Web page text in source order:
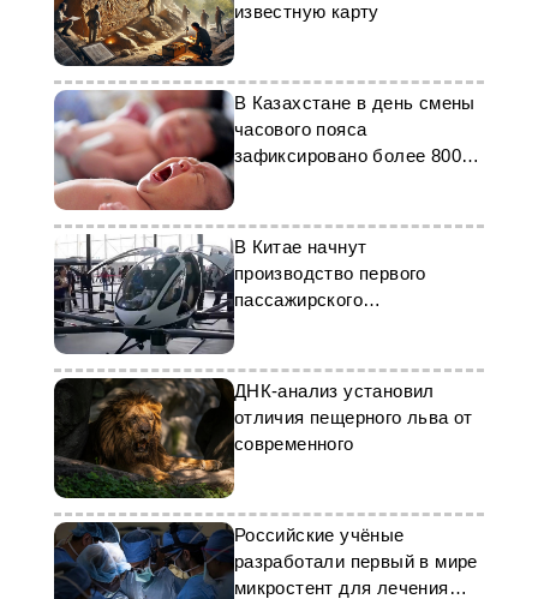
известную карту
В Казахстане в день смены
часового пояса
зафиксировано более 800
новорожденных
В Китае начнут
производство первого
пассажирского
беспилотника
ДНК-анализ установил
отличия пещерного льва от
современного
Российские учёные
разработали первый в мире
микростент для лечения